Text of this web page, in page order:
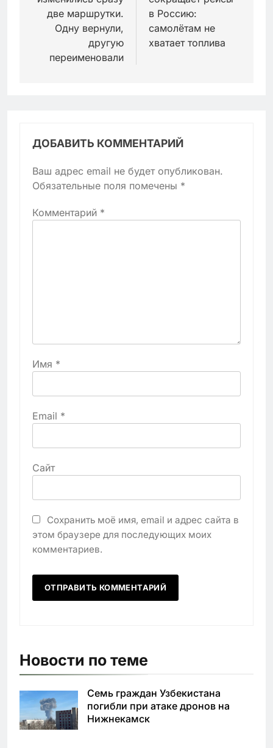
записям
две маршрутки.
Одну вернули,
другую
переименовали
в Россию:
самолётам не
хватает топлива
ДОБАВИТЬ КОММЕНТАРИЙ
Ваш адрес email не будет опубликован.
Обязательные поля помечены *
Комментарий *
Имя *
Email *
Сайт
Сохранить моё имя, email и адрес сайта в
этом браузере для последующих моих
комментариев.
Новости по теме
Семь граждан Узбекистана
погибли при атаке дронов на
Нижнекамск